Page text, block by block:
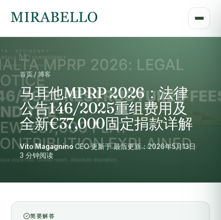
首页 / 博客
马耳他MPRP 2026：法律
公告146/2025重组费用及
全新€37,000固定捐款详解
Vito Magagnino·CEO·更新于 最后更新：2026年5月13日·
3 分钟阅读
简要解答